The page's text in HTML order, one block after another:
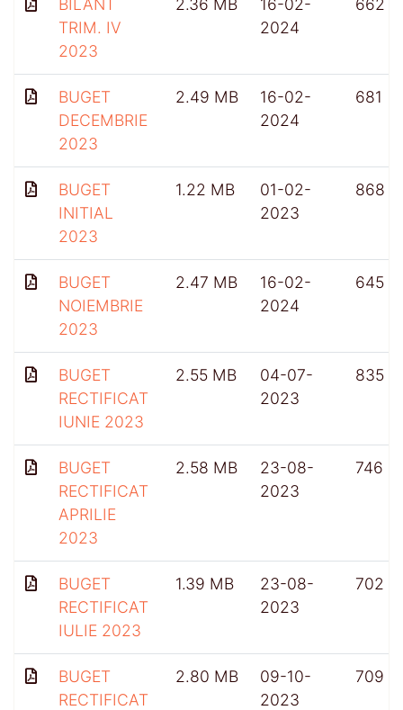
TRIM. IV
2023
2024
BUGET
DECEMBRIE
2023
2.49 MB
16-02-
2024
681
BUGET
INITIAL
2023
1.22 MB
01-02-
2023
868
BUGET
NOIEMBRIE
2023
2.47 MB
16-02-
2024
645
BUGET
RECTIFICAT
IUNIE 2023
2.55 MB
04-07-
2023
835
BUGET
RECTIFICAT
APRILIE
2023
2.58 MB
23-08-
2023
746
BUGET
RECTIFICAT
IULIE 2023
1.39 MB
23-08-
2023
702
BUGET
RECTIFICAT
2.80 MB
09-10-
2023
709